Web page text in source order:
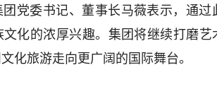
党委书记、董事长马薇表示，通过
化的浓厚兴趣。集团将继续打磨
化旅游走向更广阔的国际舞台。